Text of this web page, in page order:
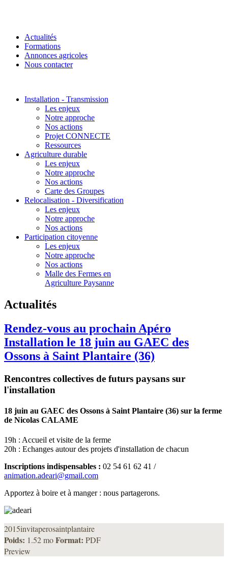
Actualités
Formations
Annonces agricoles
Nous contacter
Installation - Transmission
Les enjeux
Notre approche
Nos actions
Projet CONNECTE
Ressources
Agriculture durable
Les enjeux
Notre approche
Nos actions
Carte des Groupes
Relocalisation - Diversification
Les enjeux
Notre approche
Nos actions
Participation citoyenne
Les enjeux
Notre approche
Nos actions
Malle des Fermes en
Agriculture Paysanne
Actualités
Rendez-vous au prochain Apéro
Installation le 18 juin au GAEC des
Ossons à Saint Plantaire (36)
Rencontres collectives de futurs paysans sur
l'installation
18 juin au GAEC des Ossons à Saint Plantaire (36) sur la ferme
de Nicolas CALAME
19h : Accueil et visite de la ferme
20h : Echanges autour des projets d'installation de chacun
Inscriptions indispensables : 02 54 61 62 41 /
animation.adeari@gmail.com
Apportez à boire et à manger : nous partagerons.
2015invitaperosaintplantaire
Poids: 1.52 moFormat: PDF
Preview